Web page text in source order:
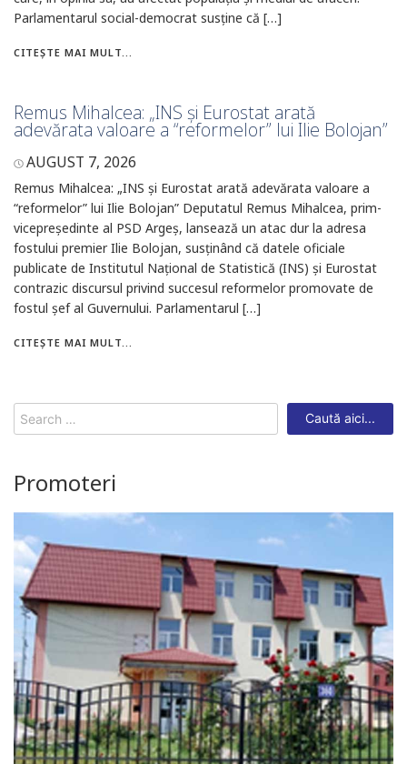
Parlamentarul social-democrat susține că […]
CITEȘTE MAI MULT...
Remus Mihalcea: „INS și Eurostat arată
adevărata valoare a “reformelor” lui Ilie Bolojan”
AUGUST 7, 2026
Remus Mihalcea: „INS și Eurostat arată adevărata valoare a
“reformelor” lui Ilie Bolojan” Deputatul Remus Mihalcea, prim-
vicepreședinte al PSD Argeș, lansează un atac dur la adresa
fostului premier Ilie Bolojan, susținând că datele oficiale
publicate de Institutul Național de Statistică (INS) și Eurostat
contrazic discursul privind succesul reformelor promovate de
fostul șef al Guvernului. Parlamentarul […]
CITEȘTE MAI MULT...
Search
for:
Promoteri